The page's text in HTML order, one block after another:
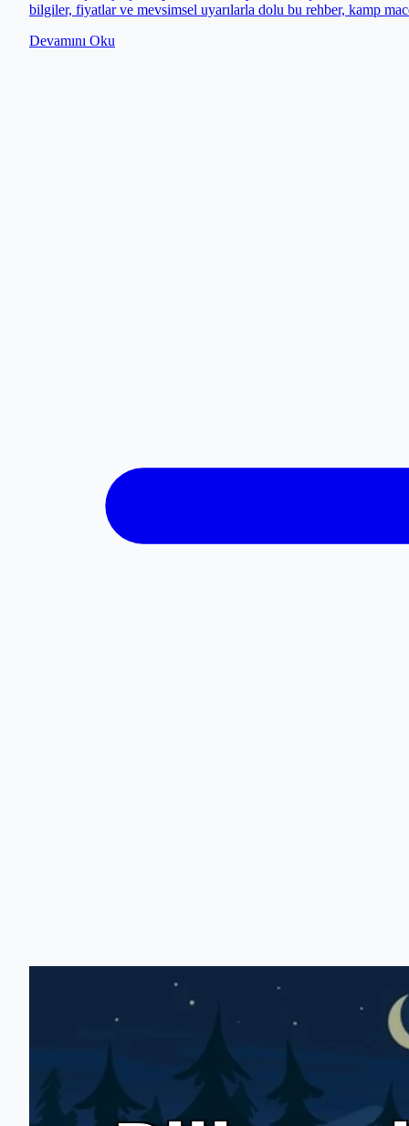
bilgiler, fiyatlar ve mevsimsel uyarılarla dolu bu rehber, kamp
Devamını Oku